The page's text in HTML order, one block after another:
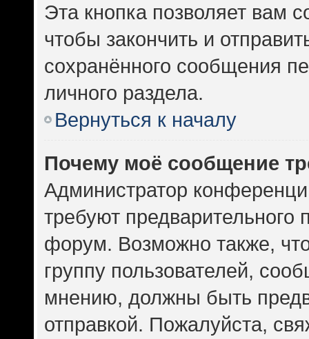
Эта кнопка позволяет вам
чтобы закончить и
сохранённого сообщения
личного раздела.
Вернуться к началу
Почему моё сообщение
Администратор
требуют предварительного
форум. Возможно также,
группу пользователей,
мнению, должны быть
отправкой. Пожалуйста,